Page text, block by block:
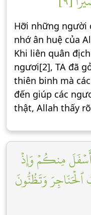
Hỡi những người
nhớ ân huệ của
Khi liên quân
ngươi[2], TA đã
thiên binh mà
đến giúp các
thật, Allah thấy
مِنكُمۡ وَإِذۡ
وَتَظُنُّونَ